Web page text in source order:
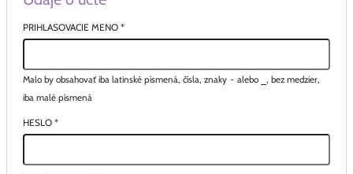
PRIHLASOVACIE MENO *
Malo by obsahovať iba latinské písmená, čísla, znaky - alebo
, bez medzier,
iba malé písmená
HESLO *